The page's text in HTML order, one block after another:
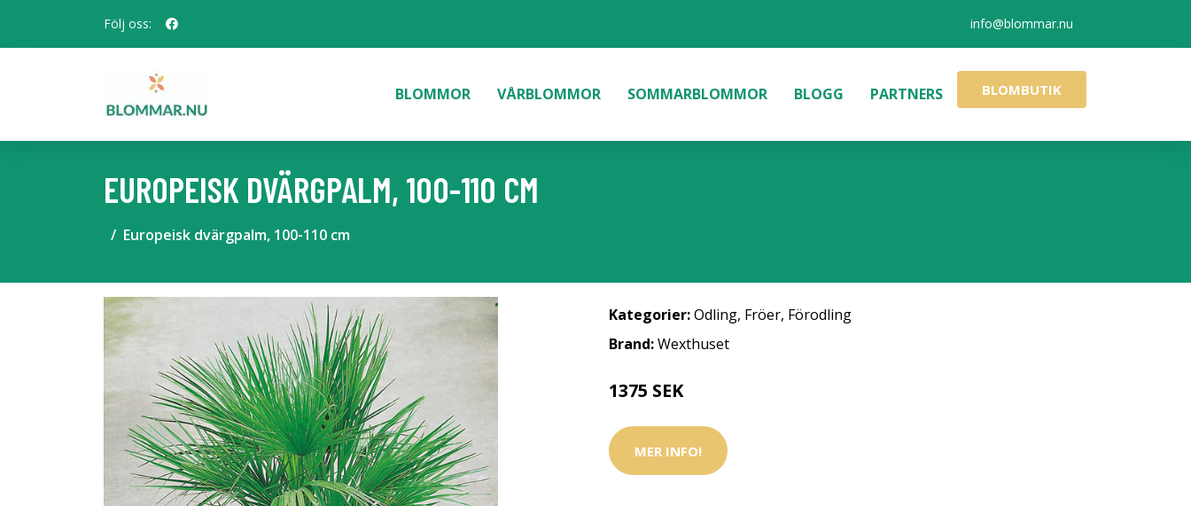
Följ oss: info@blommar.nu
BLOMMOR VÅRBLOMMOR SOMMARBLOMMOR BLOGG PARTNERS BLOMBUTIK
EUROPEISK DVÄRGPALM, 100-110 CM
Europeisk dvärgpalm, 100-110 cm
Kategorier:Odling, Fröer, Förodling
Brand:Wexthuset
1375 SEK
MER INFO!